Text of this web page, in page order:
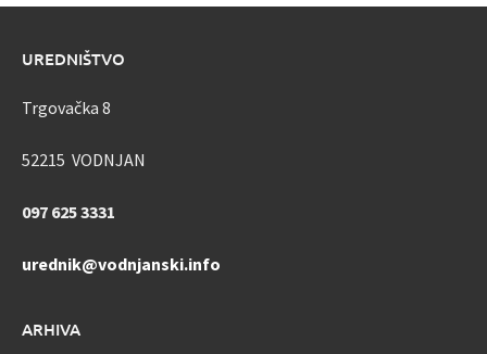
UREDNIŠTVO
Trgovačka 8
52215 VODNJAN
097 625 3331
urednik@vodnjanski.info
ARHIVA